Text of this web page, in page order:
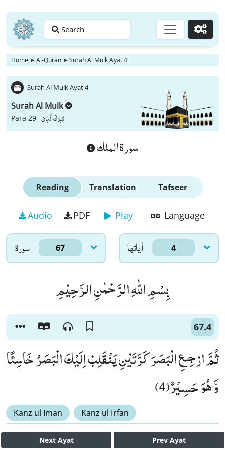
Search Go
Home ➤ Al-Quran ➤ Surah Al Mulk Ayat 4
Surah Al Mulk Ayat 4
Surah Al Mulk
Para 29 -تَبٰرَكَ الَّذِیْ
سورة الملك
Reading Translation Tafseer
Audio PDF Play Language
سورۃ 67 اٰياتها 4
بِسْمِ اللّٰهِ الرَّحْمٰنِ الرَّحِیْمِ
67.4
ثُمَّ ارْجِـعِ الْبَصَرَ كَرَّتَیْنِ یَنْقَلِبْ اِلَیْكَ الْبَصَرُ خَاسِئًا
وَّ هُوَ حَسِیْرٌ(4)
Kanz ul Iman Kanz ul Irfan
Next Ayat Prev Ayat